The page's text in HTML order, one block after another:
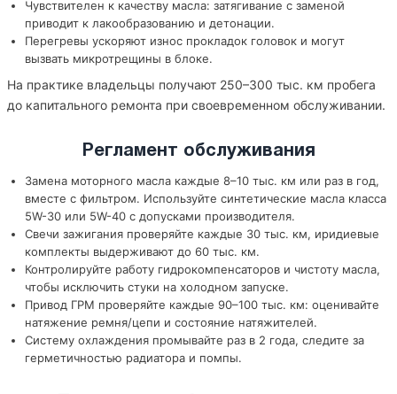
Чувствителен к качеству масла: затягивание с заменой
приводит к лакообразованию и детонации.
Перегревы ускоряют износ прокладок головок и могут
вызвать микротрещины в блоке.
На практике владельцы получают 250–300 тыс. км пробега
до капитального ремонта при своевременном обслуживании.
Регламент обслуживания
Замена моторного масла каждые 8–10 тыс. км или раз в год,
вместе с фильтром. Используйте синтетические масла класса
5W-30 или 5W-40 с допусками производителя.
Свечи зажигания проверяйте каждые 30 тыс. км, иридиевые
комплекты выдерживают до 60 тыс. км.
Контролируйте работу гидрокомпенсаторов и чистоту масла,
чтобы исключить стуки на холодном запуске.
Привод ГРМ проверяйте каждые 90–100 тыс. км: оценивайте
натяжение ремня/цепи и состояние натяжителей.
Систему охлаждения промывайте раз в 2 года, следите за
герметичностью радиатора и помпы.